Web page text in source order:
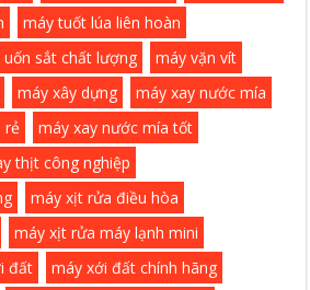
máy tuốt lúa liên hoàn
uốn sắt chất lượng
máy vặn vít
máy xây dựng
máy xay nước mía
rẻ
máy xay nước mía tốt
thịt công nghiệp
máy xịt rửa điều hòa
máy xịt rửa máy lạnh mini
đất
máy xới đất chính hãng